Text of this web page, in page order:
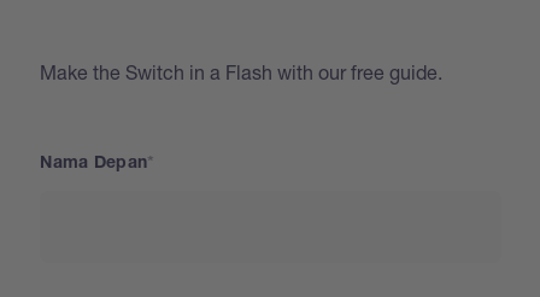
Make the Switch in a Flash with our free guide.
Nama Depan